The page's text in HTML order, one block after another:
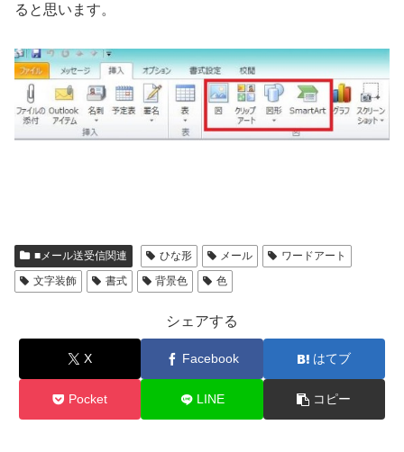
ると思います。
■メール送受信関連 ひな形 メール
ワードアート
文字装飾
書式 背景色 色
シェアする
X Facebook はてブ
Pocket LINE コピー